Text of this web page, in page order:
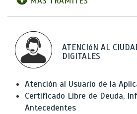
ATENCIóN AL
DIGITALES
Atención al Usuario de la
Certificado Libre de Deuda,
Antecedentes